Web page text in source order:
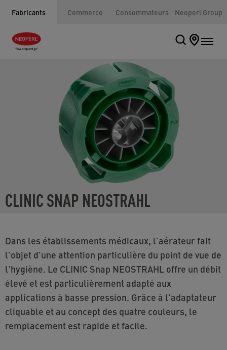
Fabricants Commerce Consommateurs Neoperl Group
CLINIC SNAP NEOSTRAHL
Dans les établissements médicaux, l'aérateur fait
l'objet d'une attention particulière du point de vue de
l'hygiène. Le CLINIC Snap NEOSTRAHL offre un débit
élevé et est particulièrement adapté aux
applications à basse pression. Grâce à l'adaptateur
cliquable et au concept des quatre couleurs, le
remplacement est rapide et facile.